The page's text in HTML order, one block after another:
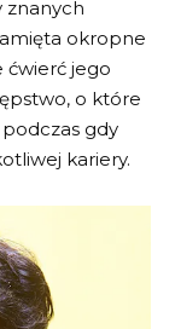
znanych
okropne
ćwierć jego
o które
gdy
kariery.